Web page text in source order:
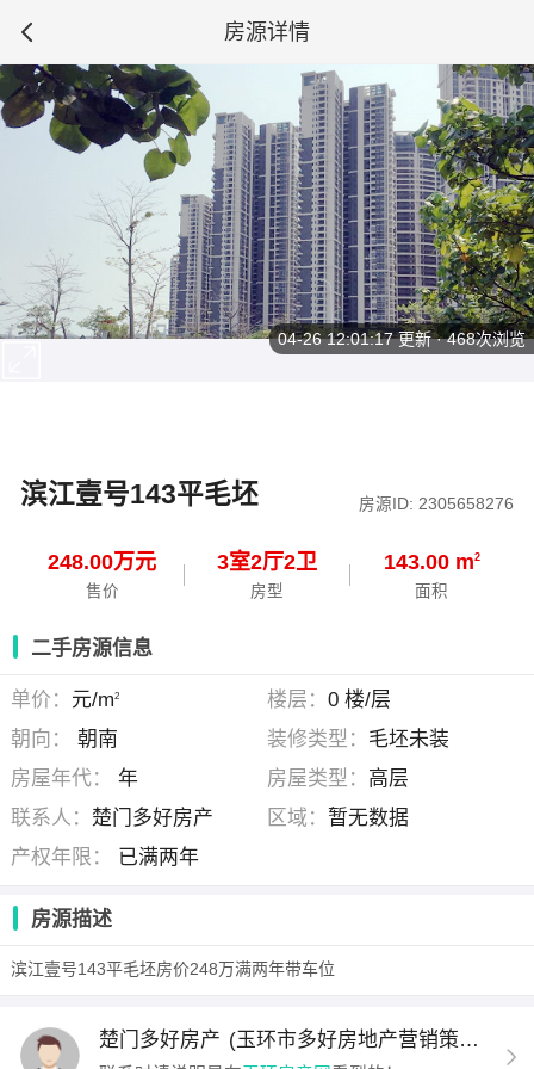
房源详情
滨江壹号143平毛坯 房源ID: 2305658276
248.00万元
售价
3室2厅2卫
房型
143.00 m2
面积
04-26 12:01:17更新 · 468次浏览
二手房源信息
单价： 元/m2 楼层： 0 楼/层
朝向：
朝南 装修类型： 毛坯未装
房屋年代：
年 房屋类型： 高层
联系人： 楚门多好房产 区域： 暂无数据
产权年限：
已满两年
房源描述
滨江壹号143平毛坯房价248万满两年带车位
楚门多好房产 (玉环市多好房地产营销策划有限公司 )